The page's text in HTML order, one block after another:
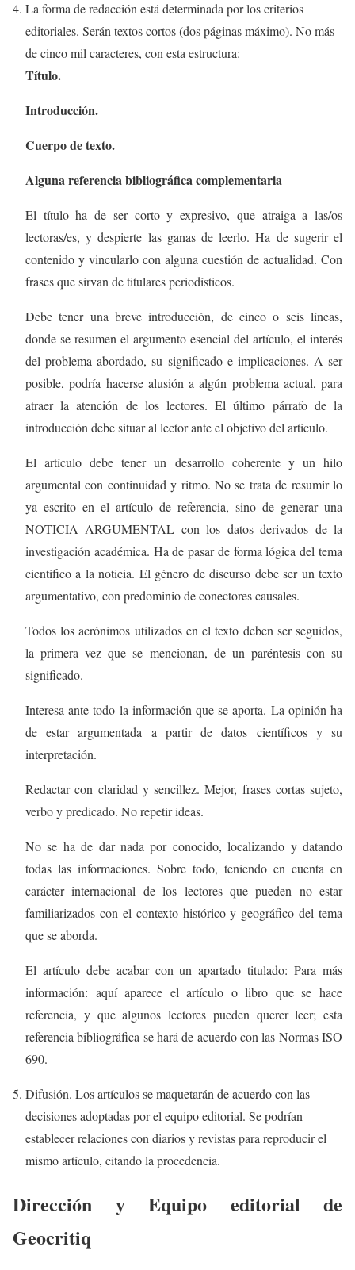
La forma de redacción está determinada por los criterios
editoriales. Serán textos cortos (dos páginas máximo). No más
de cinco mil caracteres, con esta estructura:
Título.
Introducción.
Cuerpo de texto.
Alguna referencia bibliográfica complementaria
El título ha de ser corto y expresivo, que atraiga a las/os
lectoras/es, y despierte las ganas de leerlo. Ha de sugerir el
contenido y vincularlo con alguna cuestión de actualidad. Con
frases que sirvan de titulares periodísticos.
Debe tener una breve introducción, de cinco o seis líneas,
donde se resumen el argumento esencial del artículo, el interés
del problema abordado, su significado e implicaciones. A ser
posible, podría hacerse alusión a algún problema actual, para
atraer la atención de los lectores. El último párrafo de la
introducción debe situar al lector ante el objetivo del artículo.
El artículo debe tener un desarrollo coherente y un hilo
argumental con continuidad y ritmo. No se trata de resumir lo
ya escrito en el artículo de referencia, sino de generar una
NOTICIA ARGUMENTAL con los datos derivados de la
investigación académica. Ha de pasar de forma lógica del tema
científico a la noticia. El género de discurso debe ser un texto
argumentativo, con predominio de conectores causales.
Todos los acrónimos utilizados en el texto deben ser seguidos,
la primera vez que se mencionan, de un paréntesis con su
significado.
Interesa ante todo la información que se aporta. La opinión ha
de estar argumentada a partir de datos científicos y su
interpretación.
Redactar con claridad y sencillez. Mejor, frases cortas sujeto,
verbo y predicado. No repetir ideas.
No se ha de dar nada por conocido, localizando y datando
todas las informaciones. Sobre todo, teniendo en cuenta en
carácter internacional de los lectores que pueden no estar
familiarizados con el contexto histórico y geográfico del tema
que se aborda.
El artículo debe acabar con un apartado titulado: Para más
información: aquí aparece el artículo o libro que se hace
referencia, y que algunos lectores pueden querer leer; esta
referencia bibliográfica se hará de acuerdo con las Normas ISO
690.
Difusión. Los artículos se maquetarán de acuerdo con las
decisiones adoptadas por el equipo editorial. Se podrían
establecer relaciones con diarios y revistas para reproducir el
mismo artículo, citando la procedencia.
Dirección y Equipo editorial de
Geocritiq